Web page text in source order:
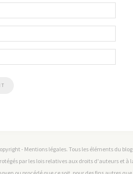
- Mentions légales. Tous les éléments du
par les lois relatives aux droits d'auteurs et